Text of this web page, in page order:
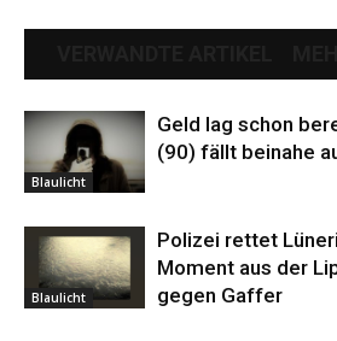
Blaulicht
Geld lag schon
(90) fällt beinahe
Blaulicht
Polizei rettet
Moment aus der
gegen Gaffer